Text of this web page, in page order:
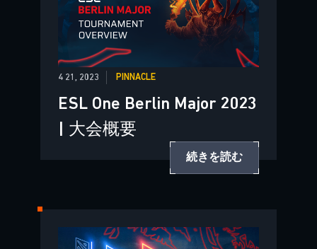
4 21, 2023 PINNACLE
ESL One Berlin Major 2023
| 大会概要
続きを読む